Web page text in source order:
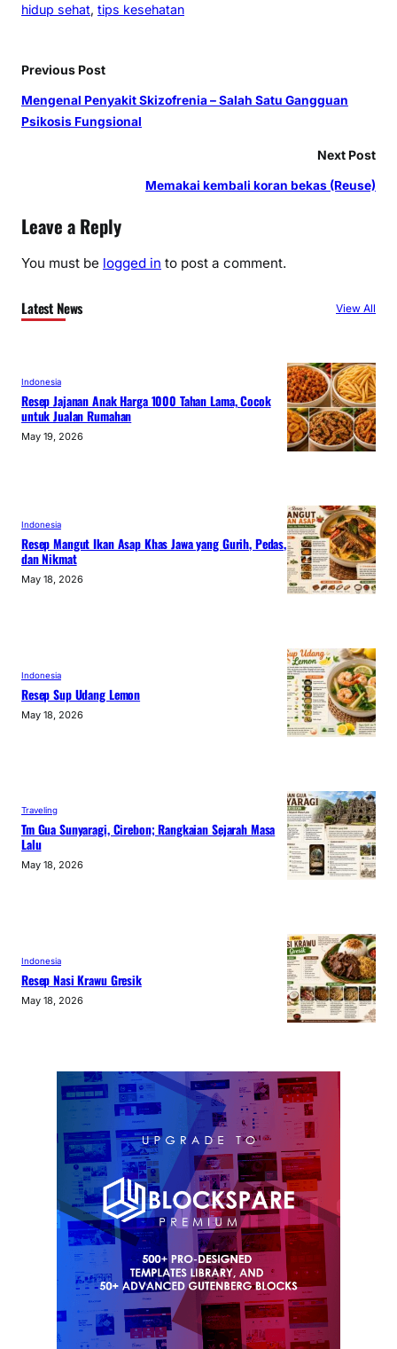
hidup sehat, tips kesehatan
Previous Post
Mengenal Penyakit Skizofrenia – Salah Satu Gangguan
Psikosis Fungsional
Next Post
Memakai kembali koran bekas (Reuse)
Leave a Reply
You must be logged in to post a comment.
Latest News View All
Indonesia
Resep Jajanan Anak Harga 1000 Tahan Lama, Cocok
untuk Jualan Rumahan
May 19, 2026
Indonesia
Resep Mangut Ikan Asap Khas Jawa yang Gurih, Pedas,
dan Nikmat
May 18, 2026
Indonesia
Resep Sup Udang Lemon
May 18, 2026
Traveling
Tm Gua Sunyaragi, Cirebon; Rangkaian Sejarah Masa
Lalu
May 18, 2026
Indonesia
Resep Nasi Krawu Gresik
May 18, 2026